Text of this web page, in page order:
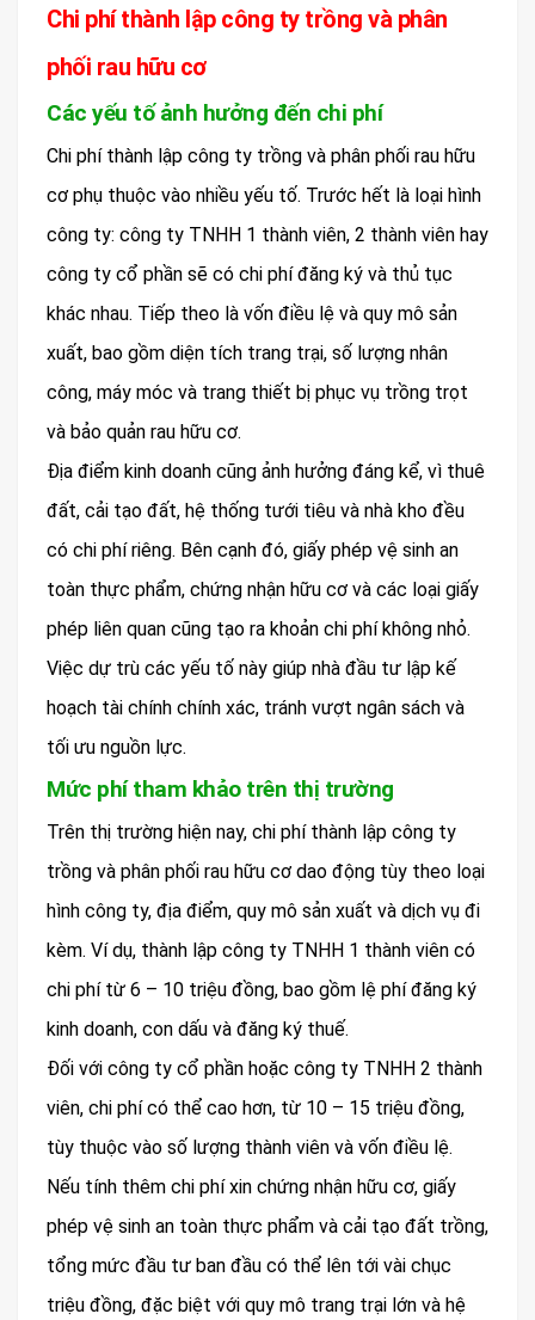
Chi phí thành lập công ty trồng và phân
phối rau hữu cơ
Các yếu tố ảnh hưởng đến chi phí
Chi phí thành lập công ty trồng và phân phối rau hữu
cơ phụ thuộc vào nhiều yếu tố. Trước hết là loại hình
công ty: công ty TNHH 1 thành viên, 2 thành viên hay
công ty cổ phần sẽ có chi phí đăng ký và thủ tục
khác nhau. Tiếp theo là vốn điều lệ và quy mô sản
xuất, bao gồm diện tích trang trại, số lượng nhân
công, máy móc và trang thiết bị phục vụ trồng trọt
và bảo quản rau hữu cơ.
Địa điểm kinh doanh cũng ảnh hưởng đáng kể, vì thuê
đất, cải tạo đất, hệ thống tưới tiêu và nhà kho đều
có chi phí riêng. Bên cạnh đó, giấy phép vệ sinh an
toàn thực phẩm, chứng nhận hữu cơ và các loại giấy
phép liên quan cũng tạo ra khoản chi phí không nhỏ.
Việc dự trù các yếu tố này giúp nhà đầu tư lập kế
hoạch tài chính chính xác, tránh vượt ngân sách và
tối ưu nguồn lực.
Mức phí tham khảo trên thị trường
Trên thị trường hiện nay, chi phí thành lập công ty
trồng và phân phối rau hữu cơ dao động tùy theo loại
hình công ty, địa điểm, quy mô sản xuất và dịch vụ đi
kèm. Ví dụ, thành lập công ty TNHH 1 thành viên có
chi phí từ 6 – 10 triệu đồng, bao gồm lệ phí đăng ký
kinh doanh, con dấu và đăng ký thuế.
Đối với công ty cổ phần hoặc công ty TNHH 2 thành
viên, chi phí có thể cao hơn, từ 10 – 15 triệu đồng,
tùy thuộc vào số lượng thành viên và vốn điều lệ.
Nếu tính thêm chi phí xin chứng nhận hữu cơ, giấy
phép vệ sinh an toàn thực phẩm và cải tạo đất trồng,
tổng mức đầu tư ban đầu có thể lên tới vài chục
triệu đồng, đặc biệt với quy mô trang trại lớn và hệ